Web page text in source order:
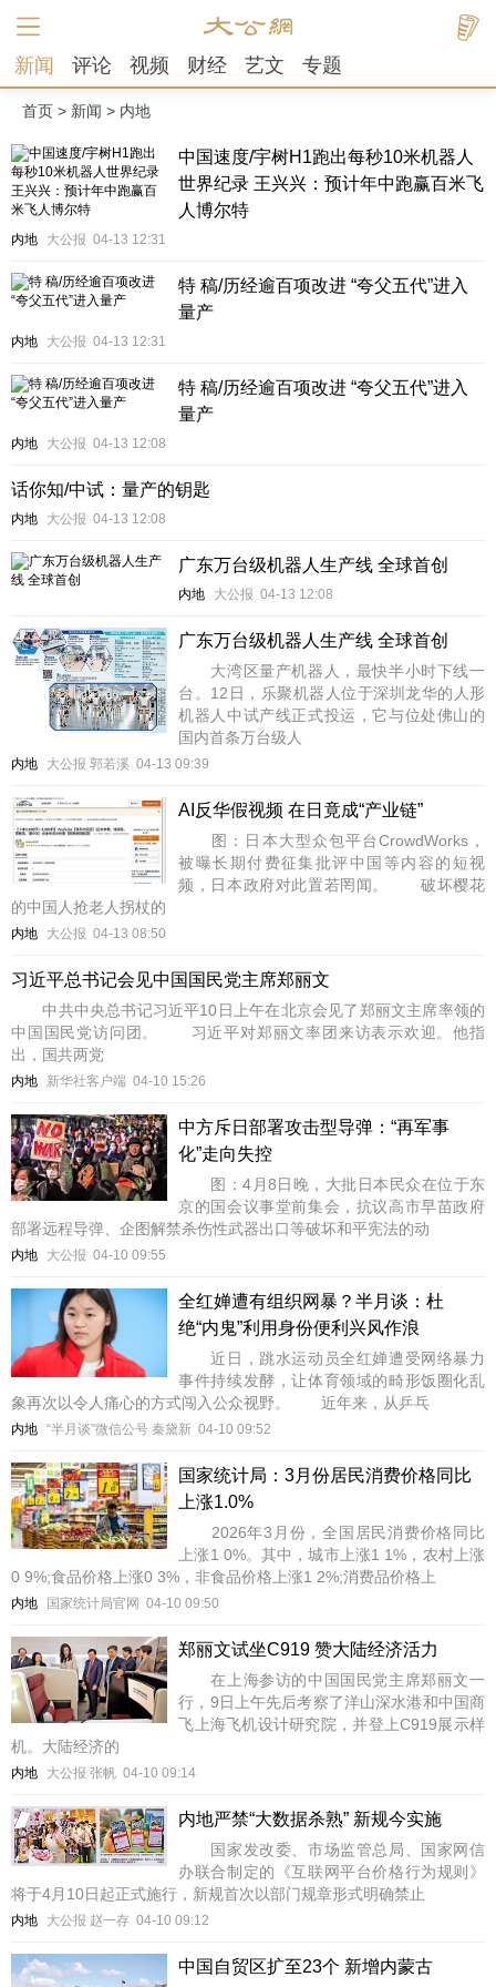
新闻 评论 视频 财经 艺文 专题
首页 > 新闻 > 内地
中国速度/宇树H1跑出每秒10米机器人
世界纪录 王兴兴：预计年中跑赢百米飞
人博尔特
内地 大公报 04-13 12:31
特 稿/历经逾百项改进 “夸父五代”进入
量产
内地 大公报 04-13 12:31
特 稿/历经逾百项改进 “夸父五代”进入
量产
内地 大公报 04-13 12:08
话你知/中试：量产的钥匙
内地 大公报 04-13 12:08
广东万台级机器人生产线 全球首创
内地 大公报 04-13 12:08
广东万台级机器人生产线 全球首创
大湾区量产机器人，最快半小时下线一
台。12日，乐聚机器人位于深圳龙华的人形
机器人中试产线正式投运，它与位处佛山的
国内首条万台级人
内地 大公报 郭若溪 04-13 09:39
AI反华假视频 在日竟成“产业链”
图：日本大型众包平台CrowdWorks，
被曝长期付费征集批评中国等内容的短视
频，日本政府对此置若罔闻。 破坏樱花
的中国人抢老人拐杖的
内地 大公报 04-13 08:50
习近平总书记会见中国国民党主席郑丽文
中共中央总书记习近平10日上午在北京会见了郑丽文主席率领的
中国国民党访问团。 习近平对郑丽文率团来访表示欢迎。他指
出，国共两党
内地 新华社客户端 04-10 15:26
中方斥日部署攻击型导弹：“再军事
化”走向失控
图：4月8日晚，大批日本民众在位于东
京的国会议事堂前集会，抗议高市早苗政府
部署远程导弹、企图解禁杀伤性武器出口等破坏和平宪法的动
内地 大公报 04-10 09:55
全红婵遭有组织网暴？半月谈：杜
绝“内鬼”利用身份便利兴风作浪
近日，跳水运动员全红婵遭受网络暴力
事件持续发酵，让体育领域的畸形饭圈化乱
象再次以令人痛心的方式闯入公众视野。 近年来，从乒乓
内地 “半月谈”微信公号 秦黛新 04-10 09:52
国家统计局：3月份居民消费价格同比
上涨1.0%
2026年3月份，全国居民消费价格同比
上涨1 0%。其中，城市上涨1 1%，农村上涨
0 9%;食品价格上涨0 3%，非食品价格上涨1 2%;消费品价格上
内地 国家统计局官网 04-10 09:50
郑丽文试坐C919 赞大陆经济活力
在上海参访的中国国民党主席郑丽文一
行，9日上午先后考察了洋山深水港和中国商
飞上海飞机设计研究院，并登上C919展示样
机。大陆经济的
内地 大公报 张帆 04-10 09:14
内地严禁“大数据杀熟” 新规今实施
国家发改委、市场监管总局、国家网信
办联合制定的《互联网平台价格行为规则》
将于4月10日起正式施行，新规首次以部门规章形式明确禁止
内地 大公报 赵一存 04-10 09:12
中国自贸区扩至23个 新增内蒙古